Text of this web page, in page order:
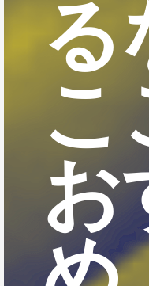
る
こ
お